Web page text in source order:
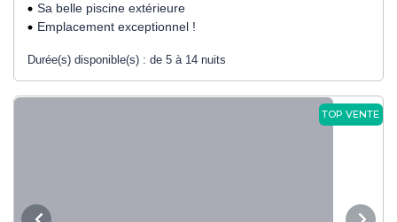
Sa belle piscine extérieure
Emplacement exceptionnel !
Durée(s) disponible(s) : de 5 à 14 nuits
TOP VENTE